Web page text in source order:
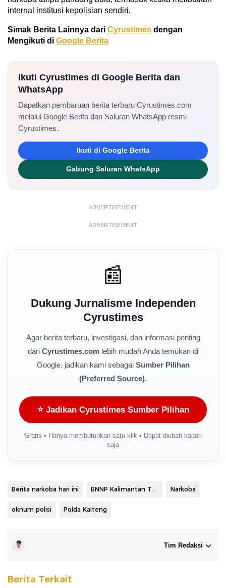
internal institusi kepolisian sendiri.
Simak Berita Lainnya dari Cyrustimes dengan
Mengikuti di Google Berita
Ikuti Cyrustimes di Google Berita dan
WhatsApp
Dapatkan pembaruan berita terbaru Cyrustimes.com
melalui Google Berita dan Saluran WhatsApp resmi
Cyrustimes.
Ikuti di Google Berita
Gabung Saluran WhatsApp
ADVERTISEMENT
ADVERTISEMENT
📰
Dukung Jurnalisme Independen
Cyrustimes
Agar berita terbaru, investigasi, dan informasi penting
dari Cyrustimes.com lebih mudah Anda temukan di
Google, jadikan kami sebagai Sumber Pilihan
(Preferred Source).
⭐ Jadikan Cyrustimes Sumber Pilihan
Gratis • Hanya membutuhkan satu klik • Dapat diubah kapan
saja
Berita narkoba hari ini BNNP Kalimantan Tengah Narkoba
oknum polisi Polda Kalteng
Tim Redaksi
Berita Terkait